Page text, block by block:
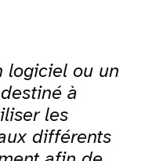
logiciel ou un
à
les
différents